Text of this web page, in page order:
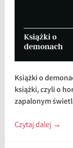
Książki o
książki, czyli o
zapalonym
Czytaj dalej →